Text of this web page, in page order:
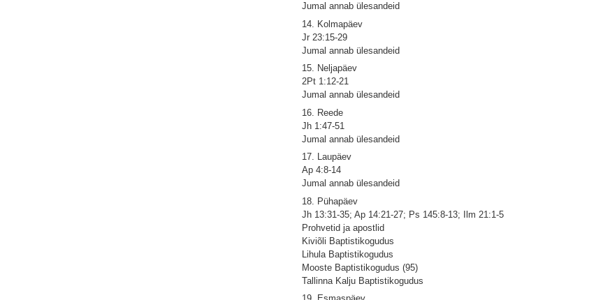
Jumal annab ülesandeid
14. Kolmapäev
Jr 23:15-29
Jumal annab ülesandeid
15. Neljapäev
2Pt 1:12-21
Jumal annab ülesandeid
16. Reede
Jh 1:47-51
Jumal annab ülesandeid
17. Laupäev
Ap 4:8-14
Jumal annab ülesandeid
18. Pühapäev
Jh 13:31-35; Ap 14:21-27; Ps 145:8-13; Ilm 21:1-5
Prohvetid ja apostlid
Kiviõli Baptistikogudus
Lihula Baptistikogudus
Mooste Baptistikogudus (95)
Tallinna Kalju Baptistikogudus